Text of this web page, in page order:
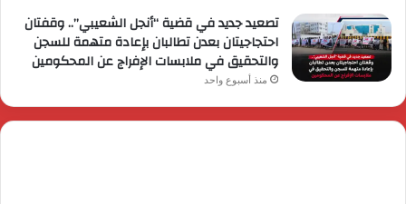
تصعيد جديد في قضية “أنجل الشعيبي”.. وقفتان
احتجاجيتان بعدن تطالبان بإعادة متهمة للسجن
والتحقيق في ملابسات الإفراج عن المحكومين
منذ أسبوع واحد